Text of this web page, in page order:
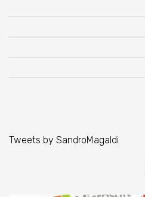
Tweets by SandroMagaldi